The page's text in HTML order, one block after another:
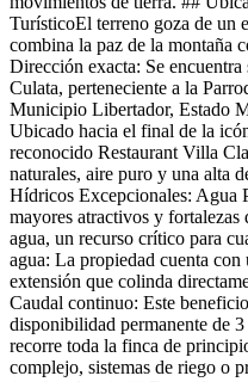
TurísticoEl terreno goza de un
combina la paz de la montaña
Dirección exacta: Se
Culata, perteneciente a la
Municipio Libertador, Estado
Ubicado hacia el final de la
reconocido Restaurant Villa
naturales, aire puro y una alta
Hídricos Excepcionales: Agua
mayores atractivos y fortalezas
agua, un recurso crítico para
agua: La propiedad cuenta
extensión que colinda
Caudal continuo: Este
disponibilidad permanente de
recorre toda la finca de
complejo, sistemas de riego o